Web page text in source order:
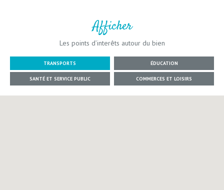
Afficher
Les points d’interêts autour du bien
TRANSPORTS ÉDUCATION
SANTÉ ET SERVICE PUBLIC COMMERCES ET LOISIRS